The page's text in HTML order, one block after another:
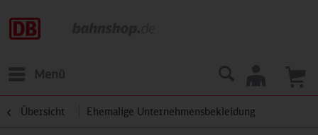
Menü
Übersicht Ehemalige Unternehmensbekleidung